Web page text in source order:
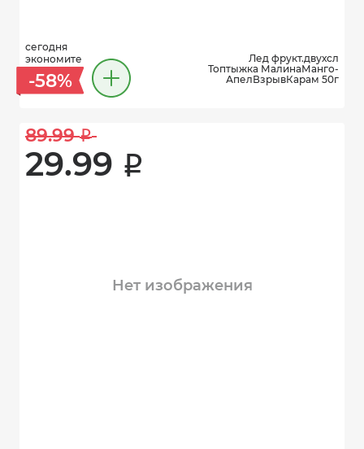
сегодня
экономите
-58%
Лед фрукт.двухсл
Топтыжка МалинаМанго-
АпелВзрывКарам 50г
89.99 i
29.99 i
Нет изображения